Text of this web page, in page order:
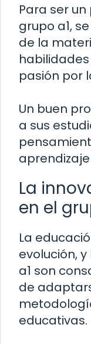
Para ser
grupo a1,
de la
pasión por
Un buen
a sus
La
en el
La
evolución,
a1 son
de
educativas.